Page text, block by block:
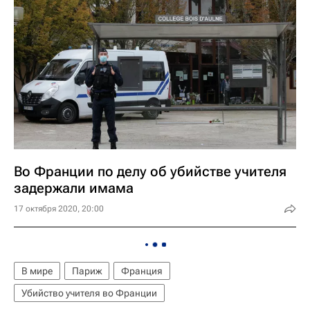
Во Франции по делу об убийстве учителя
задержали имама
17 октября 2020, 20:00
В мире Париж
Франция
Убийство учителя во Франции